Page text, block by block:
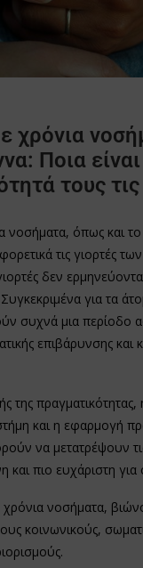
χρόνια
Ποια
τους
νοσήματα, όπως και
τις γιορτές
δεν
για τα
συχνά μια περίοδο
επιβάρυνσης και
της
και η εφαρμογή
να μετατρέψουν
και πιο ευχάριστη για
νοσήματα,
κοινωνικούς,